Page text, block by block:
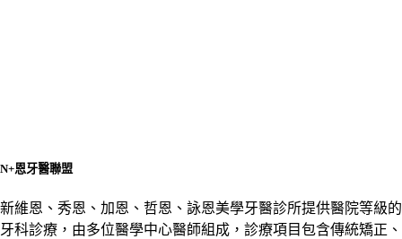
N+恩牙醫聯盟
新維恩、秀恩、加恩、哲恩、詠恩美學牙醫診所提供醫院等級的
牙科診療，由多位醫學中心醫師組成，診療項目包含傳統矯正、